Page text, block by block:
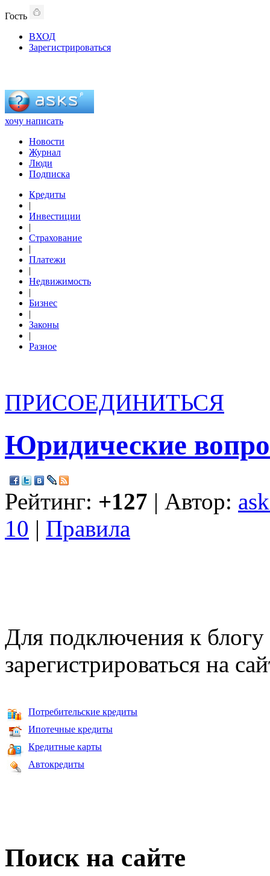
Гость
ВХОД
Зарегистрироваться
хочу написать
Новости
Журнал
Люди
Подписка
Кредиты
|
Инвестиции
|
Страхование
|
Платежи
|
Недвижимость
|
Бизнес
|
Законы
|
Разное
ПРИСОЕДИНИТЬСЯ
Юридические
Рейтинг: +127 | Автор:
10 | Правила
Для подключения к
зарегистрироваться на
Потребительские кредиты
Ипотечные кредиты
Кредитные карты
Автокредиты
Поиск на сайте